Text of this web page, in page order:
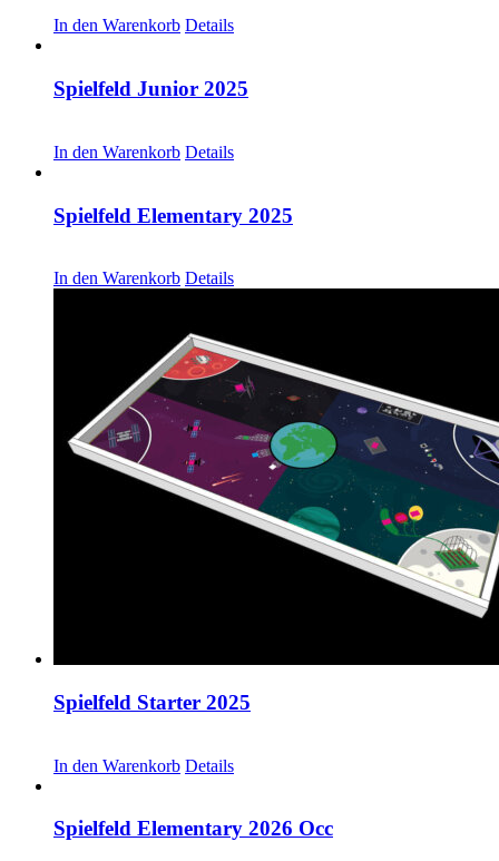
In den Warenkorb Details
Spielfeld Junior 2025
In den Warenkorb Details
Spielfeld Elementary 2025
In den Warenkorb Details
Spielfeld Starter 2025
In den Warenkorb Details
Spielfeld Elementary 2026 Occ